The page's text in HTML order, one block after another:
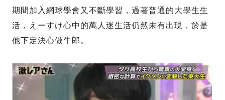
期間加入網球學會又不斷學習，過著普通的大學生生
活，えーすけ心中的萬人迷生活仍然未有出現，於是
他下定決心做牛郎。